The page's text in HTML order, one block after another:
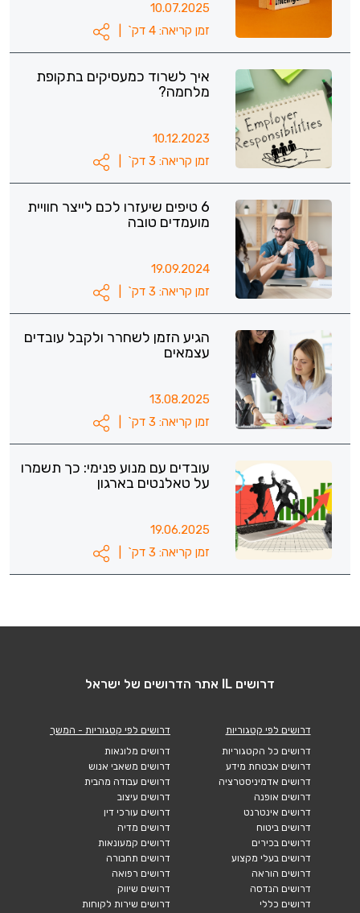
10.07.2025
זמן קריאה: 4 דק`
איך לשרוד כמעסיקים בתקופת
מלחמה?
10.12.2023
זמן קריאה: 3 דק`
6 טיפים שיעזרו לכם לייצר חוויית
מועמדים טובה
19.09.2024
זמן קריאה: 3 דק`
הגיע הזמן לשחרר ולקבל עובדים
עצמאים
13.08.2025
זמן קריאה: 3 דק`
עובדים עם מנוע פנימי: כך תשמרו
על טאלנטים בארגון
19.06.2025
זמן קריאה: 3 דק`
דרושים IL אתר הדרושים של ישראל
דרושים לפי קטגוריות
דרושים כל הקטגוריות
דרושים אבטחת מידע
דרושים אדמיניסטרציה
דרושים אופנה
דרושים אינטרנט
דרושים ביטוח
דרושים בכירים
דרושים בעלי מקצוע
דרושים הוראה
דרושים הנדסה
דרושים כללי
דרושים לפי קטגוריות - המשך
דרושים מלונאות
דרושים משאבי אנוש
דרושים עבודה מהבית
דרושים עיצוב
דרושים עורכי דין
דרושים מדיה
דרושים קמעונאות
דרושים תחבורה
דרושים רפואה
דרושים שיווק
דרושים שירות לקוחות